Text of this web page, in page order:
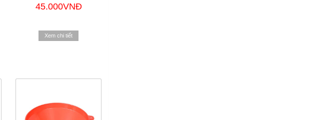
45.000VNĐ
Xem chi tiết